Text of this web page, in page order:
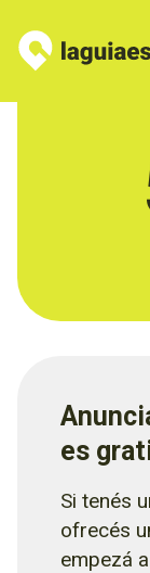
es
Si tenés
ofrecés
empezá